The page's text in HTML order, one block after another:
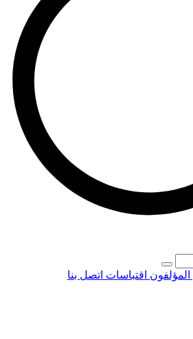
المؤلفون اقتباسات اتصل بنا